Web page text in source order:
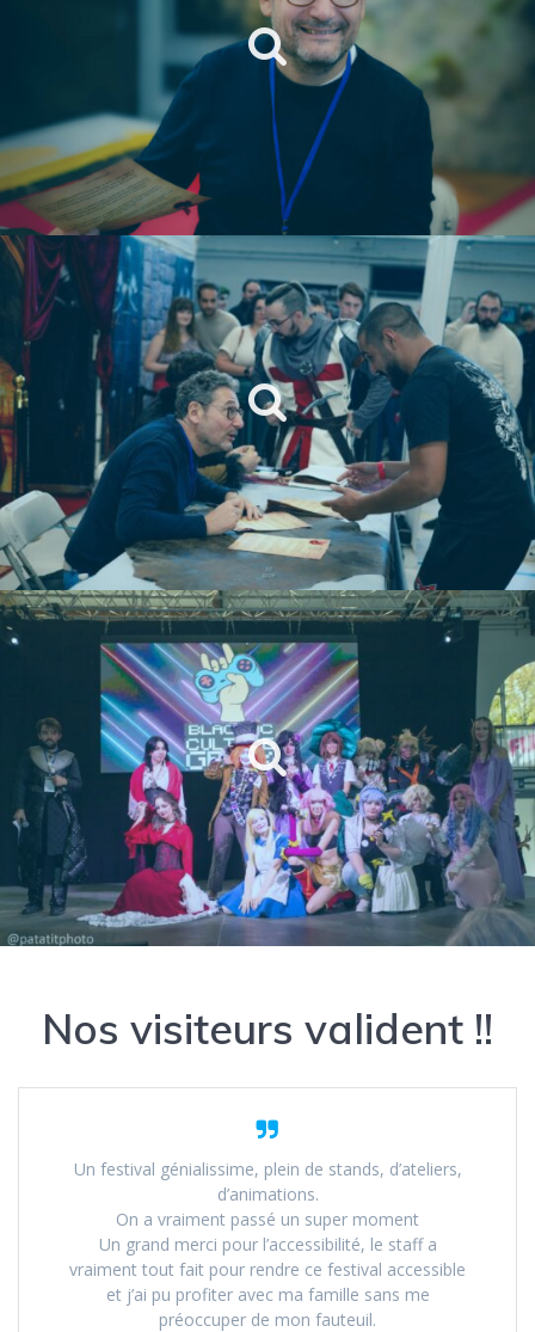
Nos visiteurs valident !!
Un festival génialissime, plein de stands, d’ateliers,
d’animations.
On a vraiment passé un super moment
Un grand merci pour l’accessibilité, le staff a
vraiment tout fait pour rendre ce festival accessible
et j’ai pu profiter avec ma famille sans me
préoccuper de mon fauteuil.